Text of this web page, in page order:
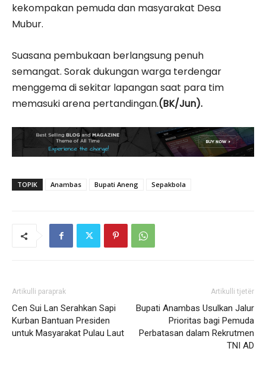
kekompakan pemuda dan masyarakat Desa
Mubur.
Suasana pembukaan berlangsung penuh
semangat. Sorak dukungan warga terdengar
menggema di sekitar lapangan saat para tim
memasuki arena pertandingan.(BK/Jun).
TOPIK Anambas Bupati Aneng Sepakbola
Artikulli paraprak
Cen Sui Lan Serahkan Sapi
Kurban Bantuan Presiden
untuk Masyarakat Pulau Laut
Artikulli tjetër
Bupati Anambas Usulkan Jalur
Prioritas bagi Pemuda
Perbatasan dalam Rekrutmen
TNI AD